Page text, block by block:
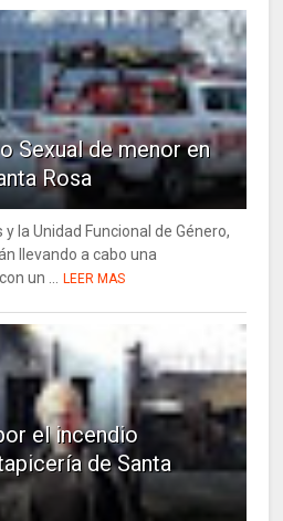
Sexual de menor en
Rosa
la Unidad Funcional de Género,
llevando a cabo una
un ... LEER MAS
el incendio
de Santa